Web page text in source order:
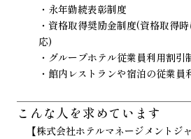
・永年勤続表彰制度
・資格取得奨励金制度(資格取得
応)
・グループホテル従業員利用割引
・館内レストランや宿泊の従業員
こんな人を求めています
【株式会社ホテルマネージメントジ